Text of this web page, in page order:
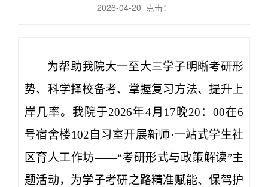
2026-04-20 点击：
为帮助我院大一至大三学子明晰考研形
势、科学择校备考、掌握复习方法、提升上
岸几率。我院于2026年4月17晚20：00在6
号宿舍楼102自习室开展新师·一站式学生社
区育人工作坊——“考研形式与政策解读”主
题活动，为学子考研之路精准赋能、保驾护